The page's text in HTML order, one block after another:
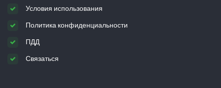
Условия использования
Политика конфиденциальности
ПДД
Связаться